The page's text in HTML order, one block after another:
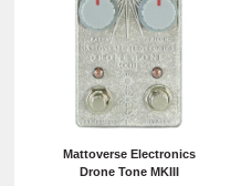
Mattoverse Electronics
Drone Tone MKIII